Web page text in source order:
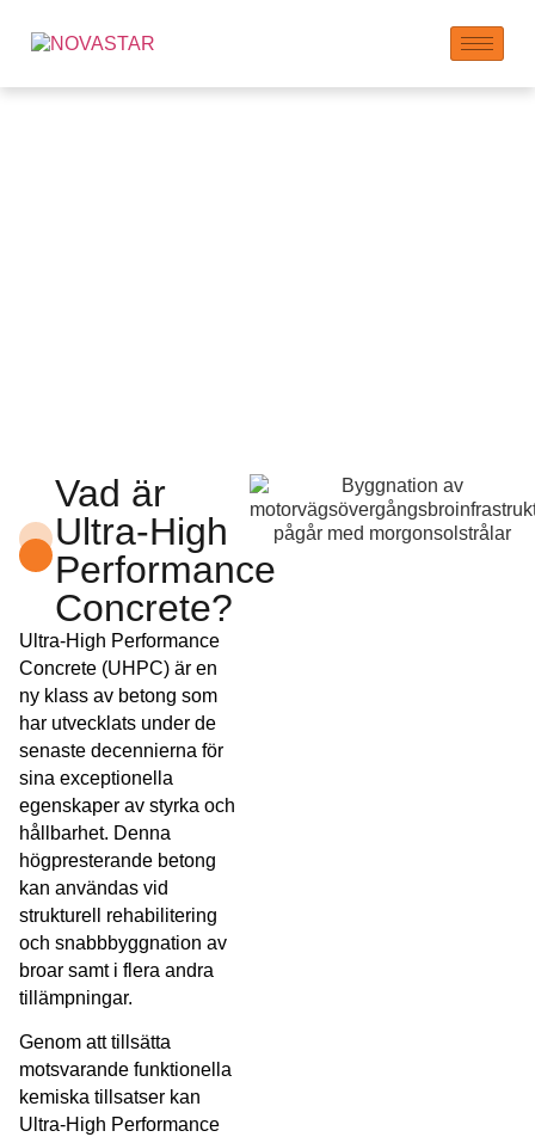
Vad är
Ultra-High
Performance
Concrete?
Ultra-High Performance
Concrete (UHPC) är en
ny klass av betong som
har utvecklats under de
senaste decennierna för
sina exceptionella
egenskaper av styrka och
hållbarhet. Denna
högpresterande betong
kan användas vid
strukturell rehabilitering
och snabbbyggnation av
broar samt i flera andra
tillämpningar.
Genom att tillsätta
motsvarande funktionella
kemiska tillsatser kan
Ultra-High Performance